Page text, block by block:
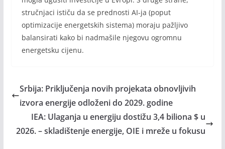
stručnjaci ističu da se prednosti AI-ja (poput
optimizacije energetskih sistema) moraju pažljivo
balansirati kako bi nadmašile njegovu ogromnu
energetsku cijenu.
Srbija: Priključenja novih projekata obnovljivih
izvora energije odloženi do 2029. godine
IEA: Ulaganja u energiju dostižu 3,4 biliona $ u
2026. – skladištenje energije, OIE i mreže u fokusu